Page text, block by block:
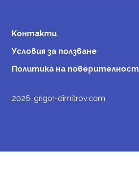
Контакти
Условия за ползване
Политика на поверителност
2026, grigor-dimitrov.com